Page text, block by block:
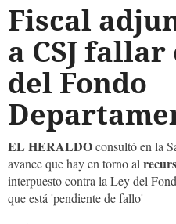
Fiscal
a CSJ
del Fondo
EL HERALDOconsultó en la
avance que hay en torno al
interpuesto contra la Ley del
que está 'pendiente de fallo'